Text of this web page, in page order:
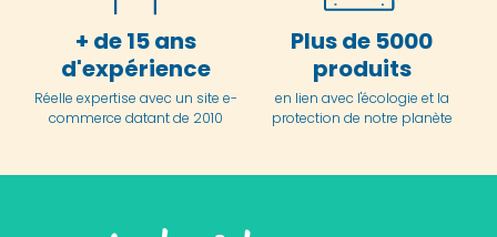
+ de 15 ans
d'expérience
Réelle expertise avec un site e-
commerce datant de 2010
Plus de 5000
produits
en lien avec l'écologie et la
protection de notre planète